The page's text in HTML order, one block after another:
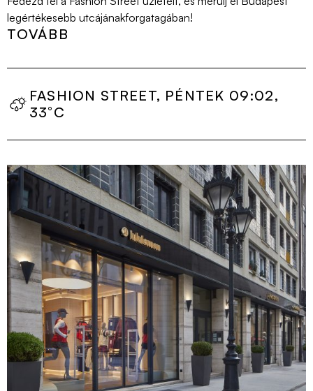
legértékesebb utcájánakforgatagában!
TOVÁBB
FASHION STREET, PÉNTEK 09:02,
33°C